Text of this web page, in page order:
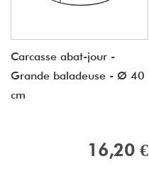
Carcasse abat-jour -
Grande baladeuse - Ø 40
cm
16,20 €